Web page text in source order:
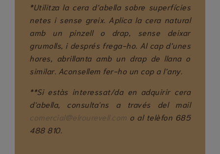
*Utilitza la cera d’abella sobre superfícies
netes i sense greix. Aplica la cera natural
amb un pinzell o drap, sense deixar
grumolls, i després frega-ho. Al cap d’unes
hores, abrillanta amb un drap de llana o
similar. Aconsellem fer-ho un cop a l’any.
**Si estàs interessat/da en adquirir cera
d'abella, consulta'ns a través del mail
comercial@elrourevell.com o al telèfon 685
488 810.